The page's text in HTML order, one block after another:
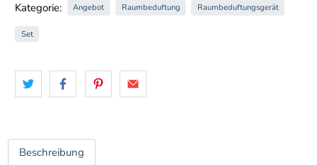
Kategorie:
Angebot Raumbeduftung Raumbeduftungsgerät
Set
Beschreibung